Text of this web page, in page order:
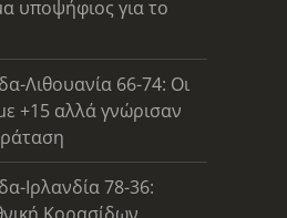
υποψήφιος για το
Λιθουανία 66-74: Οι
+15 αλλά γνώρισαν
Ιρλανδία 78-36:
Κορασίδων